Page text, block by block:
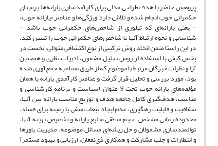
پژوهش حاضر با هدف طراحی مدلی برای کارآمدسازی یارانه‌ها بر‌مبنای
حکمرانی خوب انجام شده و تلاش دارد ویژگی‌ها و عناصر «یارانه خوب»
- یعنی یارانه‌ای که تبلوری از شاخص‌های حکمرانی خوب باشد -
شناسایی و نحوه ارتباط آنها با شاخص‌های حکمرانی خوب را تبیین کند.
در این راستا ضمن اتخاذ روش ترکیبی از نوع ‌اکتشافی متوالی، نخست در
بخش کیفی با استفاده از روش تحلیل مضمون، ادبیات نظری و همچنین
آرا‌ و نظرات خبرگان مرتبط با موضوع که از طریق مصاحبه جمع‌آوری شده
بود، مورد بررسی و تحلیل قرار گرفت و عناصر کارآمدی یارانه یا همان
مؤلفه‌های یارانه خوب تحت 9 عنوان (سیاست و برنامه کارشناسی و
مناسب، هدف‌گیری کامل جامعه هدف و توزیع مناسب یارانه بین آنها،
شفافیت و قابلیت رهگیری، عدم ایجاد تبعات منفی یا زمینه برای فساد،
محدوده زمانی مشخص، حجم منطقی منابع یارانه و تخصیص بهینه آنها،
توانمندسازی مشمولان و حل ریشه‌ای مسائل موضوعه، مدیریت باورها
و انتظارات و جلب مشارکت و همکاری ذی‌نفعان، ارزیابی و بهبود مستمر)